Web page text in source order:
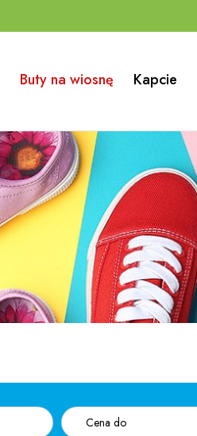
Buty na wiosnę Kapcie